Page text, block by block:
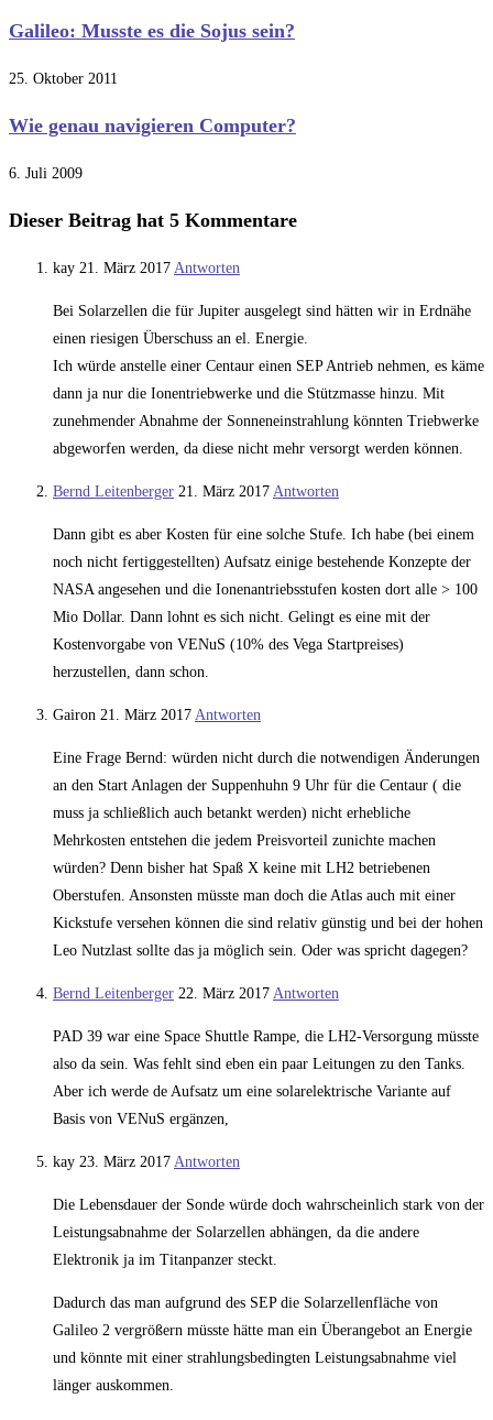
Galileo: Musste es die Sojus sein?
25. Oktober 2011
Wie genau navigieren Computer?
6. Juli 2009
Dieser Beitrag hat 5 Kommentare
kay 21. März 2017 Antworten
Bei Solarzellen die für Jupiter ausgelegt sind hätten wir in Erdnähe
einen riesigen Überschuss an el. Energie.
Ich würde anstelle einer Centaur einen SEP Antrieb nehmen, es käme
dann ja nur die Ionentriebwerke und die Stützmasse hinzu. Mit
zunehmender Abnahme der Sonneneinstrahlung könnten Triebwerke
abgeworfen werden, da diese nicht mehr versorgt werden können.
Bernd Leitenberger 21. März 2017 Antworten
Dann gibt es aber Kosten für eine solche Stufe. Ich habe (bei einem
noch nicht fertiggestellten) Aufsatz einige bestehende Konzepte der
NASA angesehen und die Ionenantriebsstufen kosten dort alle > 100
Mio Dollar. Dann lohnt es sich nicht. Gelingt es eine mit der
Kostenvorgabe von VENuS (10% des Vega Startpreises)
herzustellen, dann schon.
Gairon 21. März 2017 Antworten
Eine Frage Bernd: würden nicht durch die notwendigen Änderungen
an den Start Anlagen der Suppenhuhn 9 Uhr für die Centaur ( die
muss ja schließlich auch betankt werden) nicht erhebliche
Mehrkosten entstehen die jedem Preisvorteil zunichte machen
würden? Denn bisher hat Spaß X keine mit LH2 betriebenen
Oberstufen. Ansonsten müsste man doch die Atlas auch mit einer
Kickstufe versehen können die sind relativ günstig und bei der hohen
Leo Nutzlast sollte das ja möglich sein. Oder was spricht dagegen?
Bernd Leitenberger 22. März 2017 Antworten
PAD 39 war eine Space Shuttle Rampe, die LH2-Versorgung müsste
also da sein. Was fehlt sind eben ein paar Leitungen zu den Tanks.
Aber ich werde de Aufsatz um eine solarelektrische Variante auf
Basis von VENuS ergänzen,
kay 23. März 2017 Antworten
Die Lebensdauer der Sonde würde doch wahrscheinlich stark von der
Leistungsabnahme der Solarzellen abhängen, da die andere
Elektronik ja im Titanpanzer steckt.
Dadurch das man aufgrund des SEP die Solarzellenfläche von
Galileo 2 vergrößern müsste hätte man ein Überangebot an Energie
und könnte mit einer strahlungsbedingten Leistungsabnahme viel
länger auskommen.